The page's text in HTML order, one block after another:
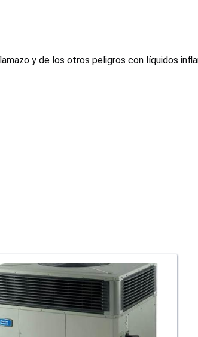
y de los otros peligros con líquidos